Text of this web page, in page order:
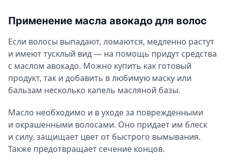
Применение масла авокадо для волос
Если волосы выпадают, ломаются, медленно растут
и имеют тусклый вид — на помощь придут средства
с маслом авокадо. Можно купить как готовый
продукт, так и добавить в любимую маску или
бальзам несколько капель масляной базы.
Масло необходимо и в уходе за поврежденными
и окрашенными волосами. Оно придает им блеск
и силу, защищает цвет от быстрого вымывания.
Также предотвращает сечение концов.